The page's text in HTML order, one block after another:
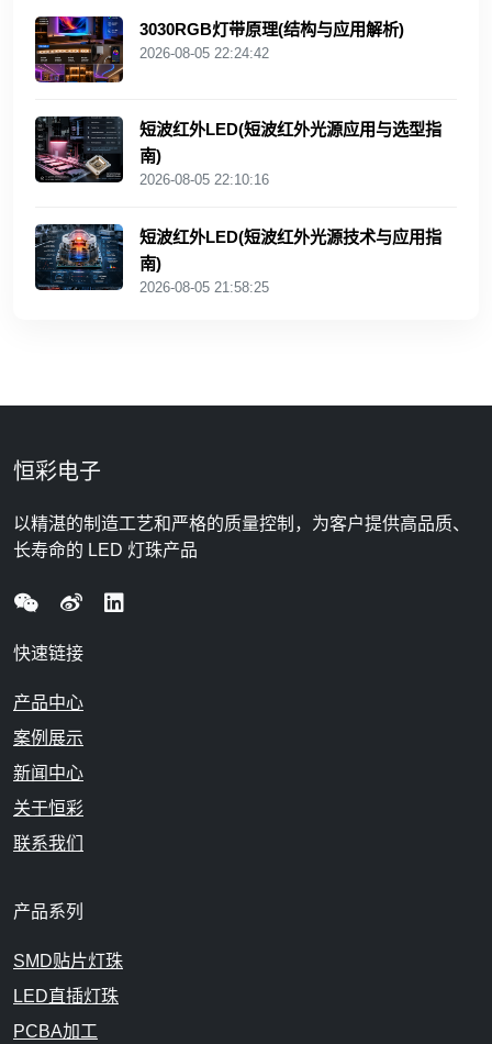
3030RGB灯带原理(结构与应用解析)
2026-08-05 22:24:42
短波红外LED(短波红外光源应用与选型指
南)
2026-08-05 22:10:16
短波红外LED(短波红外光源技术与应用指
南)
2026-08-05 21:58:25
恒彩电子
以精湛的制造工艺和严格的质量控制，为客户提供高品质、
长寿命的 LED 灯珠产品
快速链接
产品中心
案例展示
新闻中心
关于恒彩
联系我们
产品系列
SMD贴片灯珠
LED直插灯珠
PCBA加工